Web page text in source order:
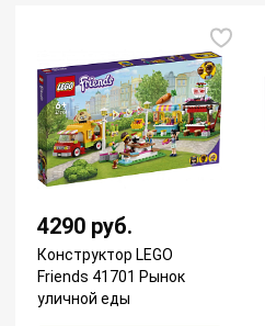
4290 руб.
Конструктор LEGO
Friends 41701 Рынок
уличной еды